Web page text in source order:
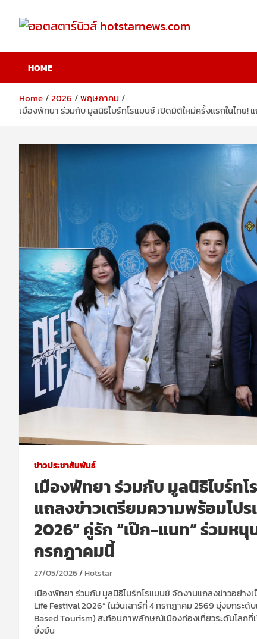
content
ฮอตสตาร์นิวส์
hotstarnews.com
HOME
Home 2026
พฤษภาคม
เมืองพัทยา ร่วมกับ มูลนิธิไบร์ทโรแมนซ์ เปิดมิติใหม่ครั้งแรกในไทย
ข่าวประชาสัมพันธ์
เมืองพัทยา ร่วมกับ มูลนิธิไบร์ท
แถลงข่าวเตรียมความพร้อมโป
2026” คู่รัก “เป๊ก-แนท” ร่วมห
กรกฎาคมนี้
27/05/2026 Hotstar
เมืองพัทยา ร่วมกับ มูลนิธิไบร์ทโรแมนซ์ จัดงานแถลงข่าวอย่า
Life Festival 2026” ในวันเสาร์ที่ 4 กรกฎาคม 2569 มุ่งยกระ
Based Tourism) สะท้อนภาพลักษณ์เมืองท่องเที่ยวระดับโลก
ยั่งยืน